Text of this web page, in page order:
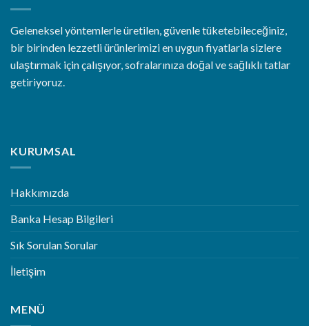
Geleneksel yöntemlerle üretilen, güvenle tüketebileceğiniz,
bir birinden lezzetli ürünlerimizi en uygun fiyatlarla sizlere
ulaştırmak için çalışıyor, sofralarınıza doğal ve sağlıklı tatlar
getiriyoruz.
KURUMSAL
Hakkımızda
Banka Hesap Bilgileri
Sık Sorulan Sorular
İletişim
MENÜ